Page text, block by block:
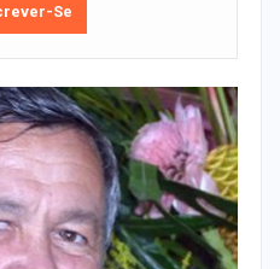
Se